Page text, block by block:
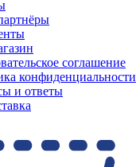
соглашение
конфиденциальности
и ответы